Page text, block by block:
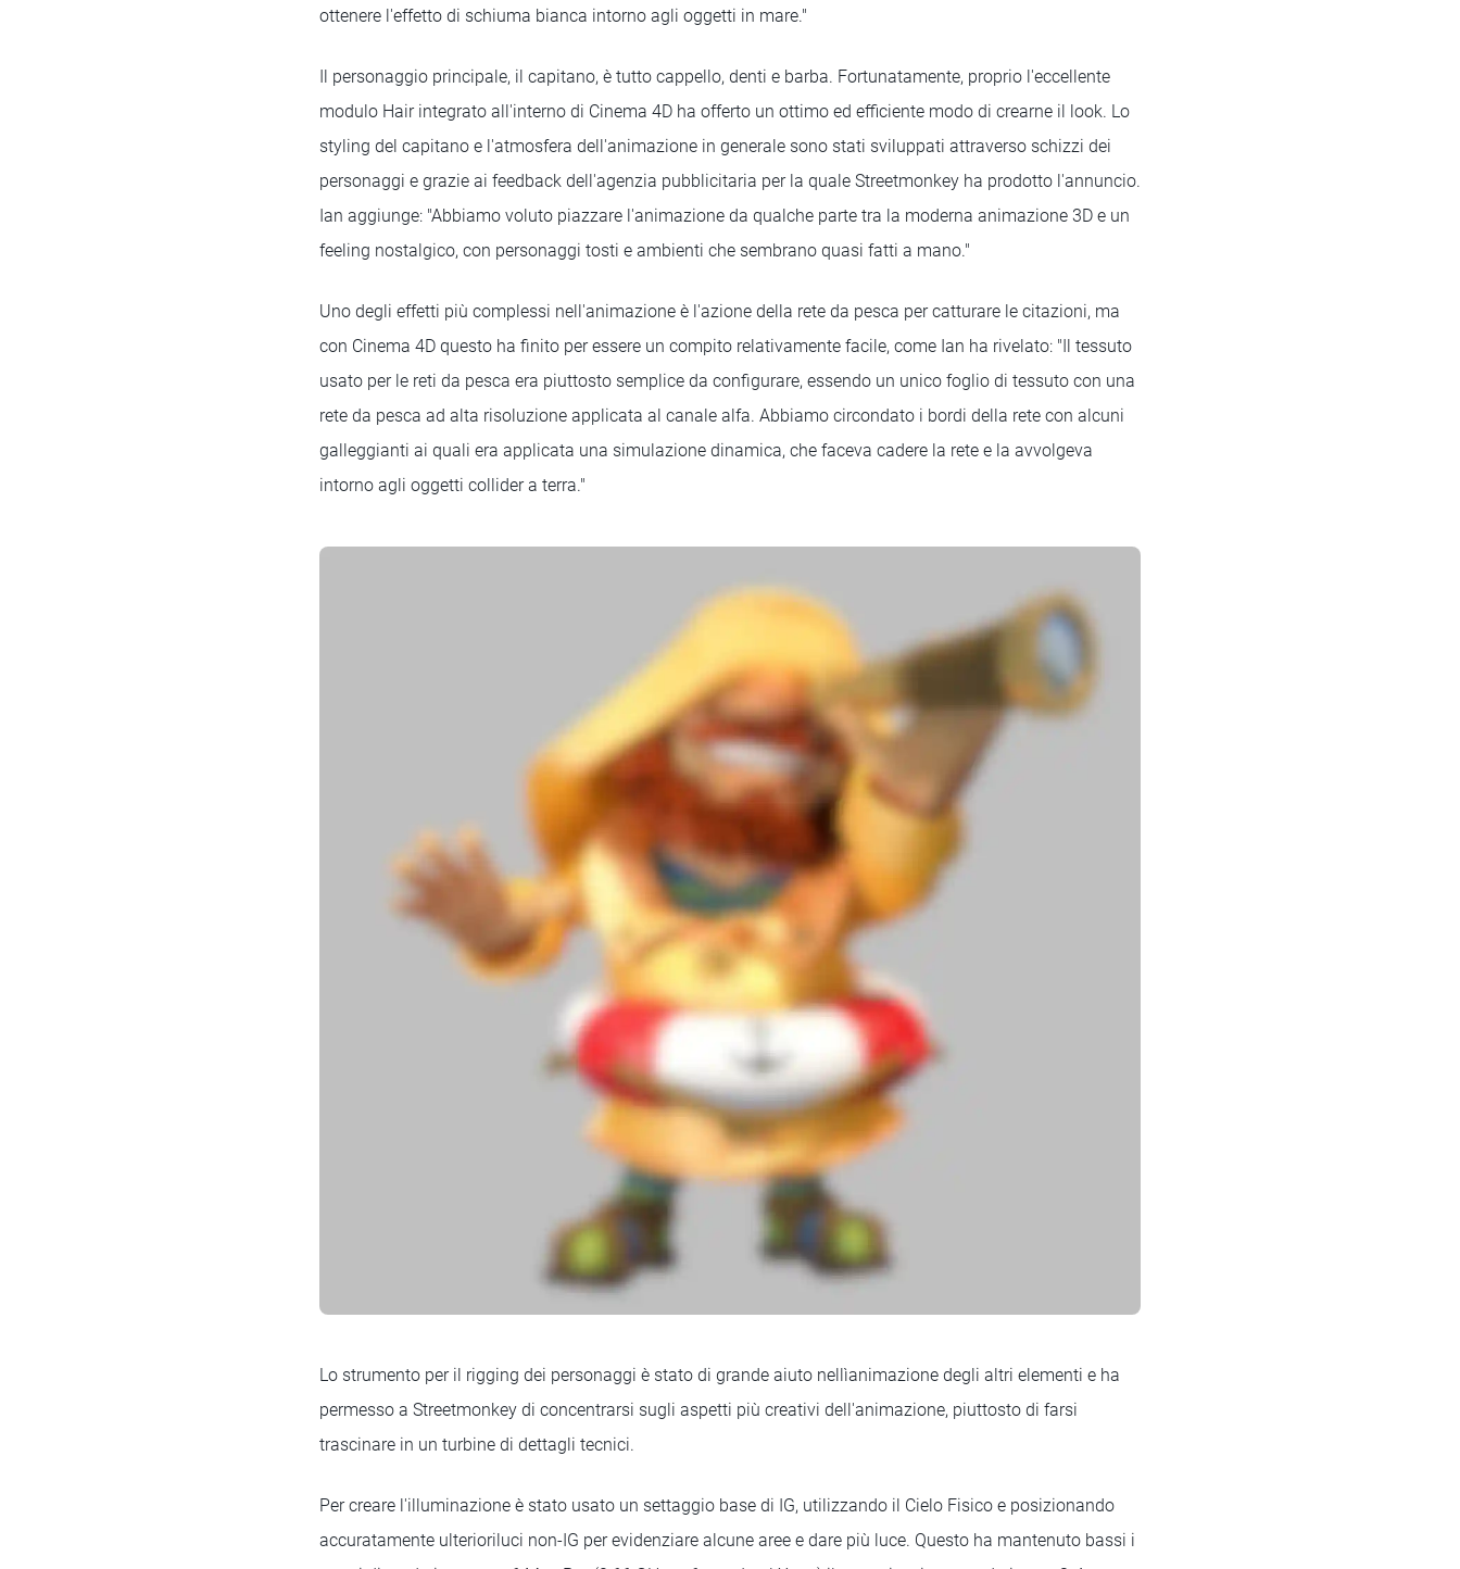
ottenere l'effetto di schiuma bianca intorno agli oggetti in mare."
Il personaggio principale, il capitano, è tutto cappello, denti e barba. Fortunatamente, proprio l'eccellente
modulo Hair integrato all'interno di Cinema 4D ha offerto un ottimo ed efficiente modo di crearne il look. Lo
styling del capitano e l'atmosfera dell'animazione in generale sono stati sviluppati attraverso schizzi dei
personaggi e grazie ai feedback dell'agenzia pubblicitaria per la quale Streetmonkey ha prodotto l'annuncio.
Ian aggiunge: "Abbiamo voluto piazzare l'animazione da qualche parte tra la moderna animazione 3D e un
feeling nostalgico, con personaggi tosti e ambienti che sembrano quasi fatti a mano."
Uno degli effetti più complessi nell'animazione è l'azione della rete da pesca per catturare le citazioni, ma
con Cinema 4D questo ha finito per essere un compito relativamente facile, come Ian ha rivelato: "Il tessuto
usato per le reti da pesca era piuttosto semplice da configurare, essendo un unico foglio di tessuto con una
rete da pesca ad alta risoluzione applicata al canale alfa. Abbiamo circondato i bordi della rete con alcuni
galleggianti ai quali era applicata una simulazione dinamica, che faceva cadere la rete e la avvolgeva
intorno agli oggetti collider a terra."
Lo strumento per il rigging dei personaggi è stato di grande aiuto nellìanimazione degli altri elementi e ha
permesso a Streetmonkey di concentrarsi sugli aspetti più creativi dell'animazione, piuttosto di farsi
trascinare in un turbine di dettagli tecnici.
Per creare l'illuminazione è stato usato un settaggio base di IG, utilizzando il Cielo Fisico e posizionando
accuratamente ulterioriluci non-IG per evidenziare alcune aree e dare più luce. Questo ha mantenuto bassi i